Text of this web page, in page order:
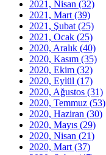
2021, Nisan (32)
2021, Mart (39)
2021, Şubat (25)
2021, Ocak (25)
2020, Aralık (40)
2020, Kasım (35)
2020, Ekim (32)
2020, Eylül (17)
2020, Ağustos (31)
2020, Temmuz (53)
2020, Haziran (30)
2020, Mayıs (29)
2020, Nisan (21)
2020, Mart (37)